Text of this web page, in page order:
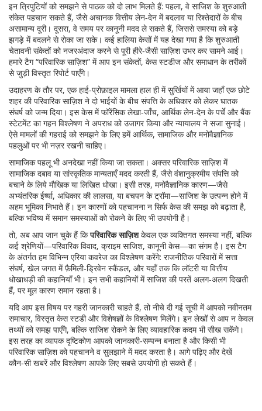
इन त्रिपुटियों को समझने से पाठक को दो लाभ मिलते हैं: पहला, वे साजिश के शुरुआती
संकेत पहचान सकते हैं, जैसे अचानक वित्तीय लेन‑देन में बदलाव या रिश्तेदारों के बीच
असामान्य दूरी। दूसरा, वे समय पर कानूनी मदद ले सकते हैं, जिससे समस्या को बड़े
झगड़े में बदलने से रोका जा सके। कई हालिया केसों में यह देखा गया है कि शुरुआती
चेतावनी संकेतों को नजरअंदाज करने से पूरी हीरे‑जैसी साज़िश उभर कर सामने आई।
हमारे टैग “परिवारिक साज़िश” में आप इन संकेतों, केस स्टडीज और समाधान के तरीकों
से जुड़ी विस्तृत रिपोर्ट पाएँगे।
उदाहरण के तौर पर, एक हाई‑प्रोफ़ाइल मामला हाल ही में सुर्खियों में आया जहाँ एक छोटे
शहर की परिवारिक साज़िश ने दो भाईयों के बीच संपत्ति के अधिकार को लेकर घातक
संघर्ष को जन्म दिया। इस केस मेंफॉरेंसिक लेखा‑जाँच, आर्थिक लेन‑देन के पर्चे और बैंक
स्टेटमेंट का गहन विश्लेषण ने अपराध को उजागर किया और न्यायालय ने सजा सुनाई।
ऐसे मामलों की गहराई को समझने के लिए हमें आर्थिक, सामाजिक और मनोवैज्ञानिक
पहलुओं पर भी नज़र रखनी चाहिए।
सामाजिक पहलू भी अनदेखा नहीं किया जा सकता। अक्सर परिवारिक साज़िश में
सामाजिक दबाव या सांस्कृतिक मान्यताएँ मदद करती हैं, जैसे वंशानुक्रमीय संपत्ति को
बचाने के लिये मौखिक या लिखित धोखा। इसी तरह, मनोवैज्ञानिक कारण—जैसे
अभ्यंतरिक ईर्ष्या, अधिकार की लालसा, या बचपन के ट्रॉमा—साजिश के उत्पन्न होने में
अहम भूमिका निभाते हैं। इन कारणों को पहचानना न सिर्फ केस की समझ को बढ़ाता है,
बल्कि भविष्य में समान समस्याओं को रोकने के लिए भी उपयोगी है।
तो, अब आप जान चुके हैं किपरिवारिक साज़िशकेवल एक व्यक्तिगत समस्या नहीं, बल्कि
कई श्रेणियों—परिवारिक विवाद, क्राइम साजिश, कानूनी केस—का संगम है। इस टैग
के अंतर्गत हम विभिन्न एरिया कवरेज का विश्लेषण करेंगे: राजनीतिक परिवारों में सत्ता
संघर्ष, खेल जगत में फ़ैमिली‑ड्रिवेन स्कैंडल, और यहाँ तक कि लॉटरी या वित्तीय
धोखाधड़ी की कहानियाँ भी। इन सभी कहानियों में साजिश की परतें अलग‑अलग दिखती
हैं, पर मूल कारण समान रहता है।
यदि आप इस विषय पर गहरी जानकारी चाहते हैं, तो नीचे दी गई सूची में आपको नवीनतम
समाचार, विस्तृत केस स्टडी और विशेषज्ञों के विश्लेषण मिलेंगे। इन लेखों से आप न केवल
तथ्यों को समझ पाएँगे, बल्कि साजिश रोकने के लिए व्यावहारिक कदम भी सीख सकेंगे।
इस तरह का व्यापक दृष्टिकोण आपको जानकारी‑सम्पन्न बनाता है और किसी भी
परिवारिक साज़िश को पहचानने व सुलझाने में मदद करता है। आगे पढ़िए और देखें
कौन‑सी खबरें और विश्लेषण आपके लिए सबसे उपयोगी हो सकते हैं।